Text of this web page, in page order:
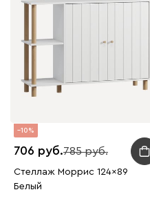
10
706 785
Стеллаж Моррис 124x89
Белый